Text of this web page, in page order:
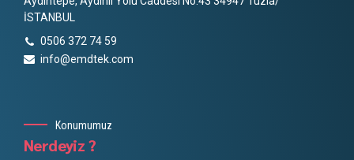
İSTANBUL
0506 372 74 59
info@emdtek.com
Konumumuz
Nerdeyiz ?